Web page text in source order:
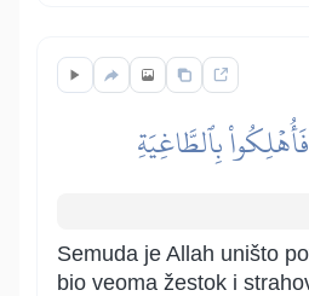
بِٱلطَّاغِيَةِ
Semuda je Allah uništo
bio veoma žestok i